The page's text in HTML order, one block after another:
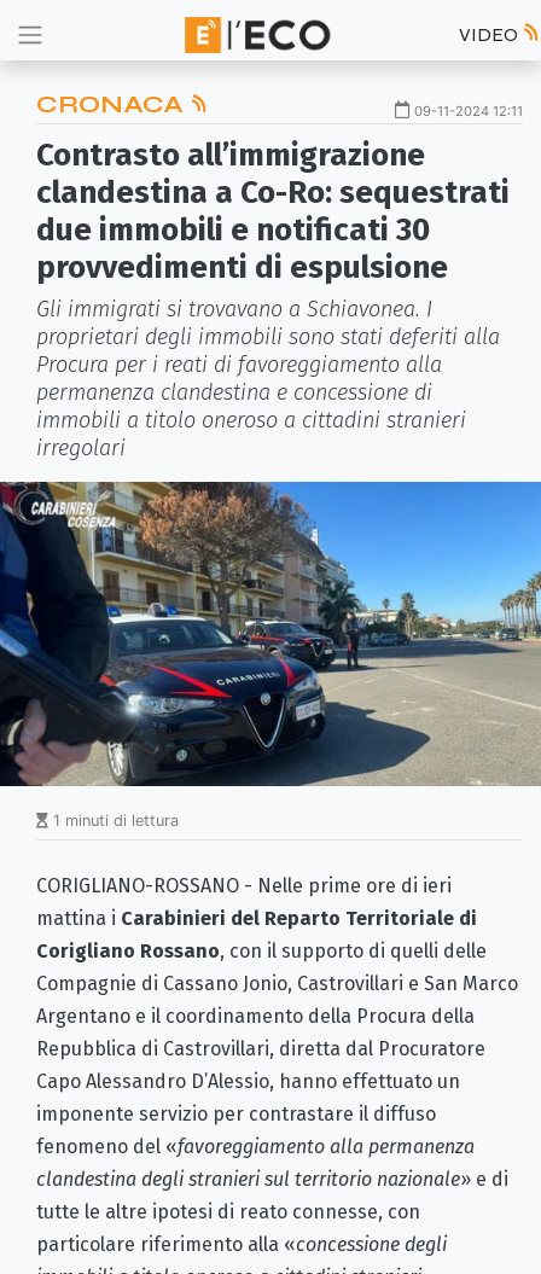
VIDEO
CRONACA 09-11-2024 12:11
Contrasto all’immigrazione
clandestina a Co-Ro: sequestrati
due immobili e notificati 30
provvedimenti di espulsione
Gli immigrati si trovavano a Schiavonea. I
proprietari degli immobili sono stati deferiti alla
Procura per i reati di favoreggiamento alla
permanenza clandestina e concessione di
immobili a titolo oneroso a cittadini stranieri
irregolari
1 minuti di lettura
CORIGLIANO-ROSSANO - Nelle prime ore di ieri
mattina i Carabinieri del Reparto Territoriale di
Corigliano Rossano, con il supporto di quelli delle
Compagnie di Cassano Jonio, Castrovillari e San Marco
Argentano e il coordinamento della Procura della
Repubblica di Castrovillari, diretta dal Procuratore
Capo Alessandro D’Alessio, hanno effettuato un
imponente servizio per contrastare il diffuso
fenomeno del «favoreggiamento alla permanenza
clandestina degli stranieri sul territorio nazionale» e di
tutte le altre ipotesi di reato connesse, con
particolare riferimento alla «concessione degli